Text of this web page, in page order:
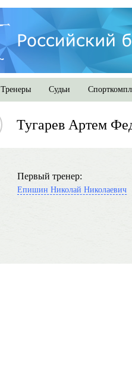
Тренеры Судьи
Тугарев Артем
Первый тренер:
Епишин Николай Николаевич